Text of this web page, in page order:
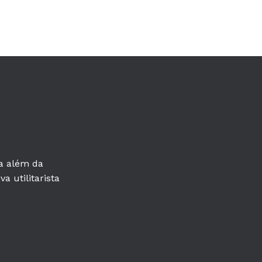
além da
utilitarista